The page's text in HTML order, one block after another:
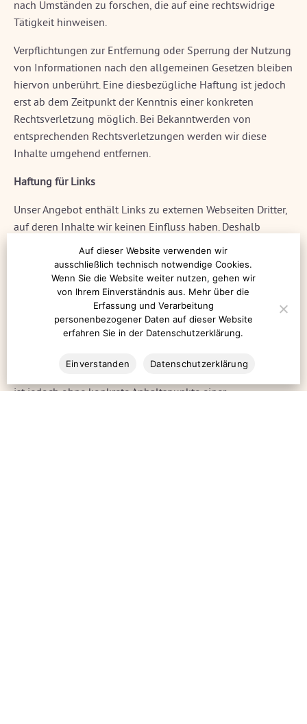
nach Umständen zu forschen, die auf eine rechtswidrige
Tätigkeit hinweisen.
Verpflichtungen zur Entfernung oder Sperrung der Nutzung
von Informationen nach den allgemeinen Gesetzen bleiben
hiervon unberührt. Eine diesbezügliche Haftung ist jedoch
erst ab dem Zeitpunkt der Kenntnis einer konkreten
Rechtsverletzung möglich. Bei Bekanntwerden von
entsprechenden Rechtsverletzungen werden wir diese
Inhalte umgehend entfernen.
Haftung für Links
Unser Angebot enthält Links zu externen Webseiten Dritter,
auf deren Inhalte wir keinen Einfluss haben. Deshalb
können wir für diese fremden Inhalte auch keine Gewähr
übernehmen. Für die Inhalte der verlinkten Seiten ist stets
der jeweilige Anbieter oder Betreiber der Seiten
verantwortlich. Die verlinkten Seiten wurden zum Zeitpunkt
der Verlinkung auf mögliche Rechtsverstöße überprüft.
Rechtswidrige Inhalte waren zum Zeitpunkt der Verlinkung
ist jedoch ohne konkrete Anhaltspunkte einer
Auf dieser Website verwenden wir
ausschließlich technisch notwendige Cookies.
Wenn Sie die Website weiter nutzen, gehen wir
von Ihrem Einverständnis aus. Mehr über die
Erfassung und Verarbeitung
personenbezogener Daten auf dieser Website
erfahren Sie in der Datenschutzerklärung.
Einverstanden Datenschutzerklärung